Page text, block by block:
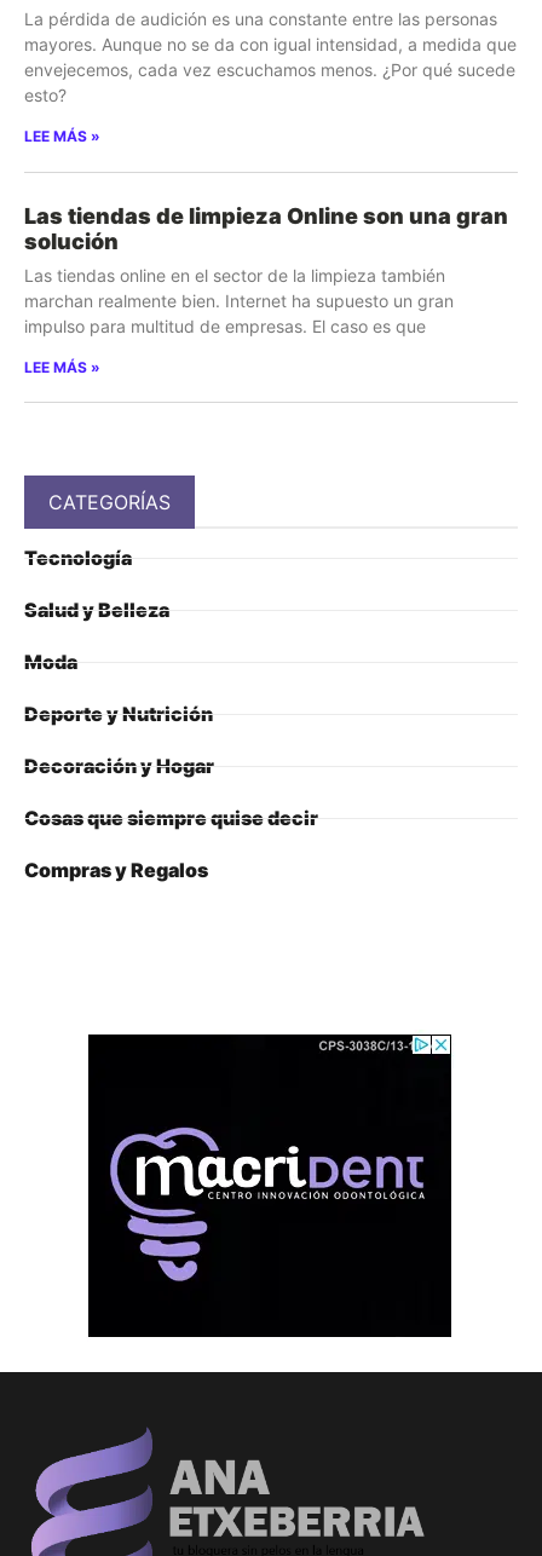
La pérdida de audición es una constante entre las personas
mayores. Aunque no se da con igual intensidad, a medida que
envejecemos, cada vez escuchamos menos. ¿Por qué sucede
esto?
LEE MÁS »
Las tiendas de limpieza Online son una gran
solución
Las tiendas online en el sector de la limpieza también
marchan realmente bien. Internet ha supuesto un gran
impulso para multitud de empresas. El caso es que
LEE MÁS »
CATEGORÍAS
Tecnología
Salud y Belleza
Moda
Deporte y Nutrición
Decoración y Hogar
Cosas que siempre quise decir
Compras y Regalos